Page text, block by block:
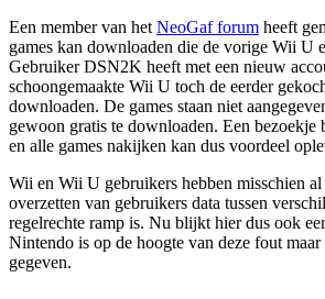
Een member van het NeoGaf forum heeft
games kan downloaden die de vorige Wii U
Gebruiker DSN2K heeft met een nieuw
schoongemaakte Wii U toch de eerder
downloaden. De games staan niet
gewoon gratis te downloaden. Een bezoekje
en alle games nakijken kan dus voordeel
Wii en Wii U gebruikers hebben misschien al
overzetten van gebruikers data tussen
regelrechte ramp is. Nu blijkt hier dus ook
Nintendo is op de hoogte van deze fout maar
gegeven.